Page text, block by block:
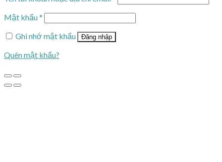
Mật khẩu*
Ghi nhớ mật khẩu
Đăng nhập
Quên mật khẩu?